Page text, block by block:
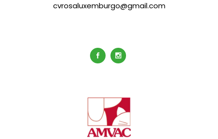
cvrosaluxemburgo@gmail.com